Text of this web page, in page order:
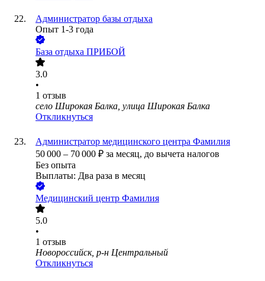
Администратор базы отдыха
Опыт 1-3 года
База отдыха ПРИБОЙ
3.0
•
1 отзыв
село Широкая Балка, улица Широкая Балка
Откликнуться
Администратор медицинского центра Фамилия
50 000 – 70 000 ₽ за месяц, до вычета налогов
Без опыта
Выплаты: Два раза в месяц
Медицинский центр Фамилия
5.0
•
1 отзыв
Новороссийск, р-н Центральный
Откликнуться